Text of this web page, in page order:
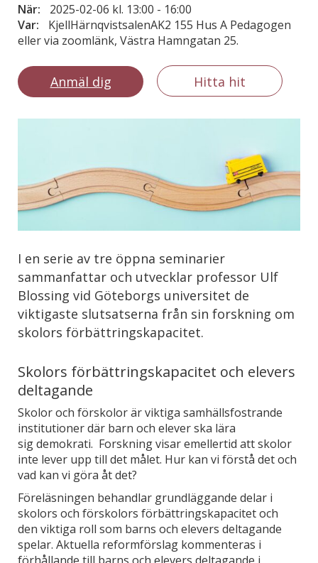
När: 2025-02-06 kl. 13:00 - 16:00
Var:
KjellHärnqvistsalenAK2 155 Hus A Pedagogen
eller via zoomlänk, Västra Hamngatan 25.
Anmäl dig Hitta hit
I en serie av tre öppna seminarier
sammanfattar och utvecklar professor Ulf
Blossing vid Göteborgs universitet de
viktigaste slutsatserna från sin forskning om
skolors förbättringskapacitet.
Skolors förbättringskapacitet och elevers
deltagande
Skolor och förskolor är viktiga samhällsfostrande
institutioner där barn och elever ska lära
sig demokrati. Forskning visar emellertid att skolor
inte lever upp till det målet. Hur kan vi förstå det och
vad kan vi göra åt det?
Föreläsningen behandlar grundläggande delar i
skolors och förskolors förbättringskapacitet och
den viktiga roll som barns och elevers deltagande
spelar. Aktuella reformförslag kommenteras i